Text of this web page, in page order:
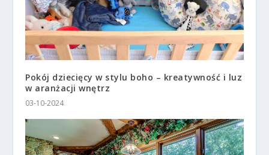
Pokój dziecięcy w stylu boho – kreatywność i luz
w aranżacji wnętrz
03-10-2024